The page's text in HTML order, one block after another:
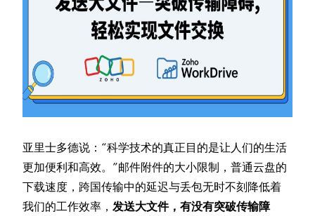
亚里士多德说：“科学技术的真正目的是让人们的生活
更加便利和高效。”邮件附件的大小限制，普通云盘的
下载速度，跨国传输中的延迟与丢包无时不刻降低着
我们的工作效率，发送大文件，有没有突破传输障